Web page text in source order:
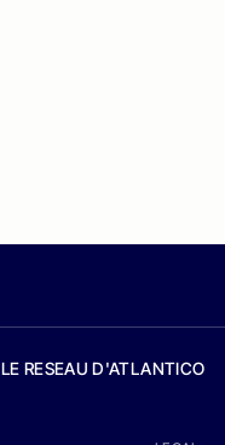
LE RESEAU D'ATLANTICO